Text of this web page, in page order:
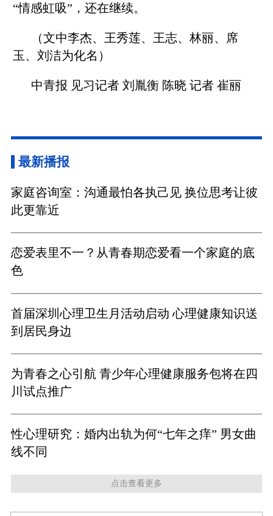
“情感虹吸”，还在继续。
（文中李杰、王秀莲、王志、林丽、席
玉、刘洁为化名）
中青报 见习记者 刘胤衡 陈晓 记者 崔丽
最新播报
家庭咨询室：沟通最怕各执己见 换位思考让彼
此更靠近
恋爱表里不一？从青春期恋爱看一个家庭的底
色
首届深圳心理卫生月活动启动 心理健康知识送
到居民身边
为青春之心引航 青少年心理健康服务包将在四
川试点推广
性心理研究：婚内出轨为何“七年之痒” 男女曲
线不同
点击查看更多